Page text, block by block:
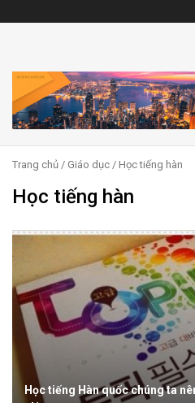
Trang chủ / Giáo dục / Học tiếng hàn
Học tiếng hàn
Học tiếng Hàn quốc chúng ta